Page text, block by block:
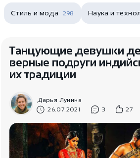
Корзина покупок
Стиль и мода 298 Наука и
Танцующие девушки
верные подруги
их традиции
Дарья Лунина
26.07.2021
3 27